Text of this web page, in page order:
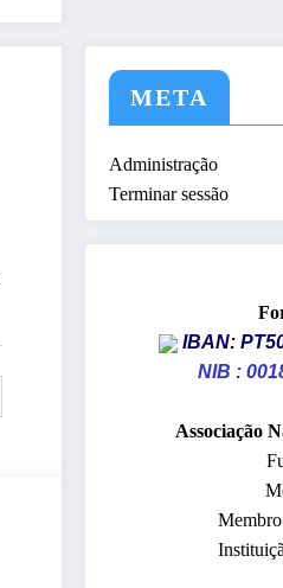
META
Administração
Terminar sessão
IBAN:
NIB :
​Associação